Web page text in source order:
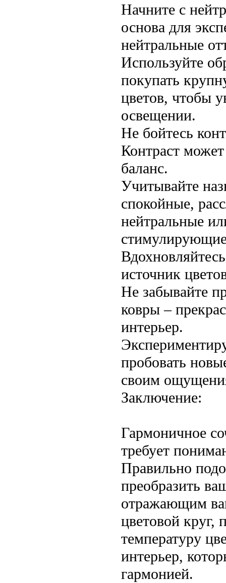
Начните с
основа для
нейтральные
Используйте
покупать
цветов, чтобы
освещении.
Не бойтесь
Контраст
баланс.
Учитывайте
спокойные,
нейтральные
источник
Не забывайте
ковры –
интерьер.
пробовать
своим
Заключение:
Гармоничное
требует
Правильно
преобразить
отражающим
цветовой круг,
температуру
интерьер,
гармонией.